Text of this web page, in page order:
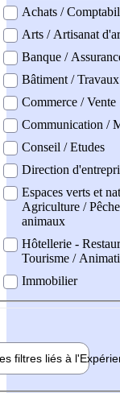
professionel
Achats /
Arts / Artisanat
Banque /
Bâtiment /
Commerce / Vente
Communication /
Conseil / Etudes
Direction
Espaces verts et
Agriculture /
animaux
Hôtellerie -
Tourisme /
Immobilier
filtres liés à l'